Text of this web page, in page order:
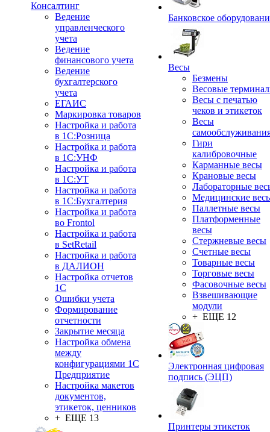
Консалтинг
Ведение
управленческого
учета
Ведение
финансового учета
Ведение
бухгалтерского
учета
ЕГАИС
Маркировка товаров
Настройка и работа
в 1С:Розница
Настройка и работа
в 1С:УНФ
Настройка и работа
в 1С:УТ
Настройка и работа
в 1С:Бухгалтерия
Настройка и работа
во Frontol
Настройка и работа
в SetRetail
Настройка и работа
в ДАЛИОН
Настройка отчетов
1С
Ошибки учета
Формирование
отчетности
Закрытие месяца
Настройка обмена
между
конфигурациями 1С
Предприятие
Настройка макетов
документов,
этикеток, ценников
+ ЕЩЕ 13
Банковское
Весы
Безмены
Весовые
Весы с печатью
чеков и этикеток
Весы
Гири
калибровочные
Карманные весы
Крановые весы
Лабораторные
Медицинские
Паллетные весы
Платформенные
весы
Стержневые весы
Счетные весы
Товарные весы
Торговые весы
Фасовочные весы
Взвешивающие
модули
+ ЕЩЕ 12
Электронная цифровая
подпись (ЭЦП)
Принтеры этикеток